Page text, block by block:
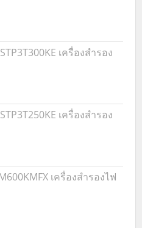
เครื่องสำรอง
เครื่องสำรอง
เครื่องสำรองไฟ